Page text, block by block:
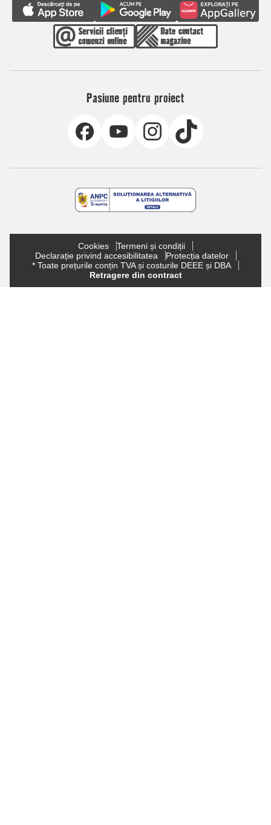
Pasiune pentru proiect
Cookies
Termeni și condiții
Declarație privind accesibilitatea
Protecția datelor
* Toate prețurile conțin TVA și costurile DEEE și DBA
Retragere din contract